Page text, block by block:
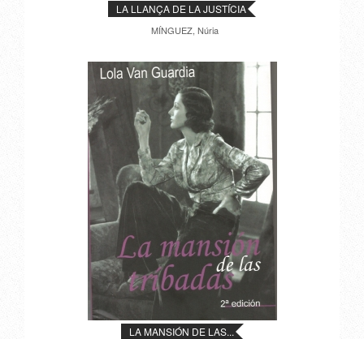
LA LLANÇA DE LA JUSTÍCIA
MÍNGUEZ, Núria
LA MANSIÓN DE LAS...